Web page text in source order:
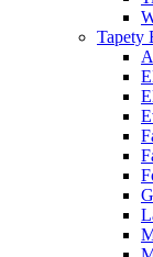
Tapety